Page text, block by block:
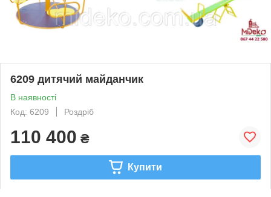
6209 дитячий майданчик
В наявності
Код: 6209
Роздріб
110 400 ₴
Купити